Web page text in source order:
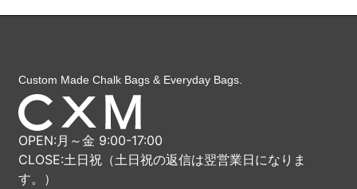
Custom Made Chalk Bags & Everyday Bags.
OPEN:月～金 9:00-17:00
CLOSE:土日祝（土日祝の返信は翌営業日になりま
す。）